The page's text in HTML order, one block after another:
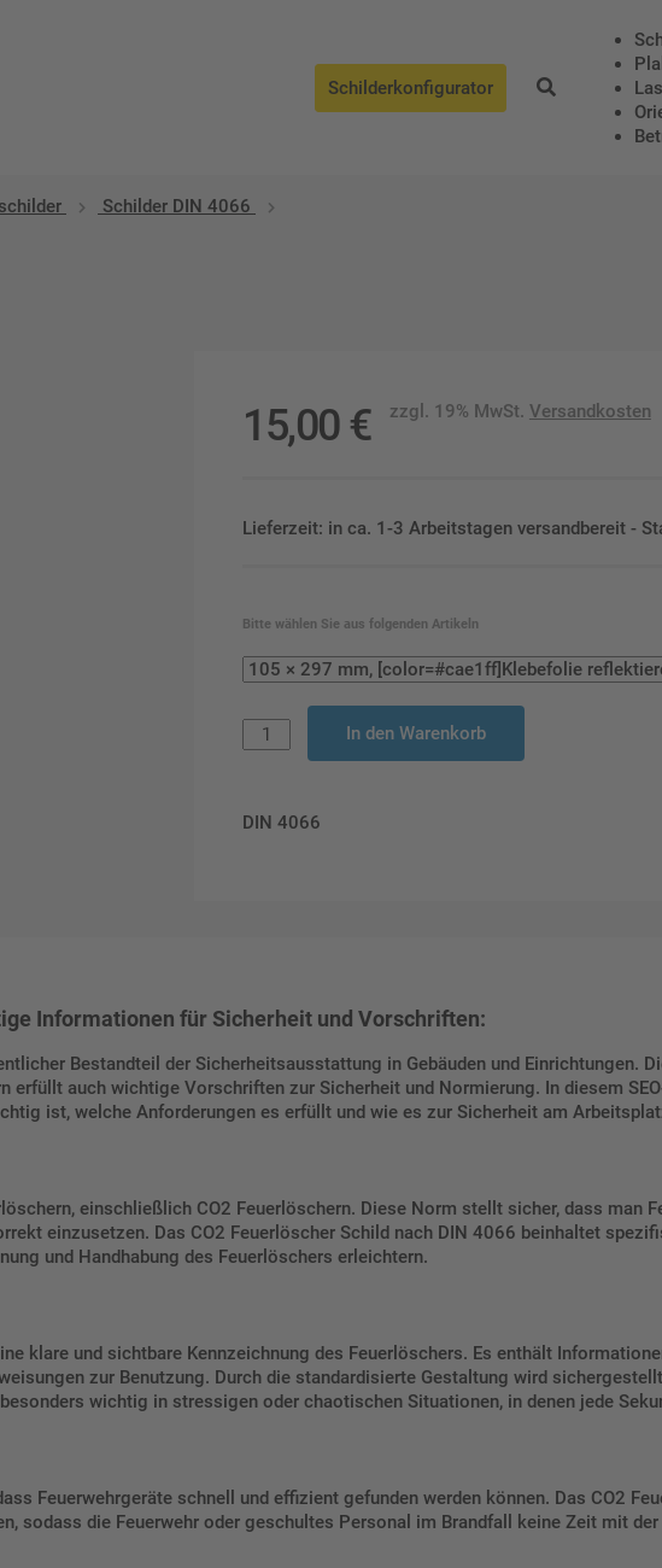
Schilderkonfigurator
Schilder DIN 4066
15,00 € zzgl. 19% MwSt. Versandkosten
Lieferzeit: in ca. 1-3 Arbeitstagen versandbereit -
Bitte wählen Sie aus folgenden Artikeln
In den Warenkorb
DIN 4066
Informationen für Sicherheit und Vorschriften:
Bestandteil der Sicherheitsausstattung in Gebäuden und Einrichtungen.
erfüllt auch wichtige Vorschriften zur Sicherheit und Normierung. In diesem
ist, welche Anforderungen es erfüllt und wie es zur Sicherheit am
einschließlich CO2 Feuerlöschern. Diese Norm stellt sicher, dass man
einzusetzen. Das CO2 Feuerlöscher Schild nach DIN 4066 beinhaltet
und Handhabung des Feuerlöschers erleichtern.
klare und sichtbare Kennzeichnung des Feuerlöschers. Es enthält
zur Benutzung. Durch die standardisierte Gestaltung wird
wichtig in stressigen oder chaotischen Situationen, in denen jede
Feuerwehrgeräte schnell und effizient gefunden werden können. Das CO2
sodass die Feuerwehr oder geschultes Personal im Brandfall keine Zeit mit